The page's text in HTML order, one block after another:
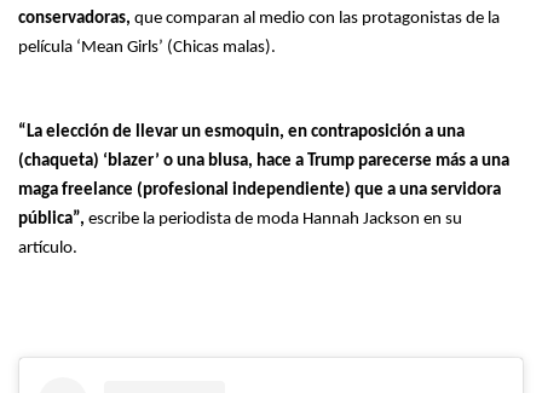
conservadoras, que comparan al medio con las protagonistas de la
película ‘Mean Girls’ (Chicas malas).
“La elección de llevar un esmoquin, en contraposición a una
(chaqueta) ‘blazer’ o una blusa, hace a Trump parecerse más a una
maga freelance (profesional independiente) que a una servidora
pública”, escribe la periodista de moda Hannah Jackson en su
artículo.